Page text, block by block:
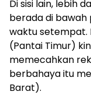
Di sisi lain, lebih
berada di bawah
waktu setempat.
(Pantai Timur)
memecahkan
berbahaya itu
Barat).